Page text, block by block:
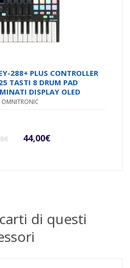
288+ PLUS CONTROLLER
TASTI 8 DRUM PAD
DISPLAY OLED
OMNITRONIC
€
Il
era:
108,58€.
44,00€
è:
di questi